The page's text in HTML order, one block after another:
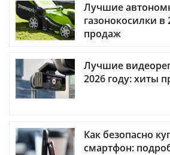
Лучшие
газонокосилки в
продаж
Лучшие
2026 году: хиты
Как безопасно
смартфон: